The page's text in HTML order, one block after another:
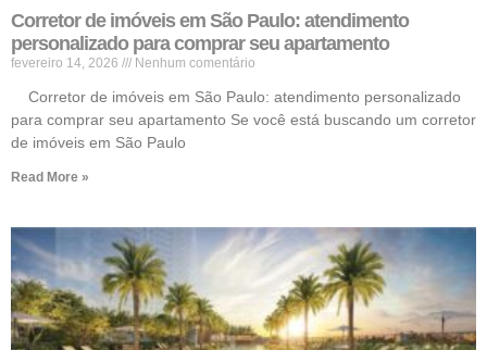
Corretor de imóveis em São Paulo: atendimento
personalizado para comprar seu apartamento
fevereiro 14, 2026 Nenhum comentário
Corretor de imóveis em São Paulo: atendimento personalizado
para comprar seu apartamento Se você está buscando um corretor
de imóveis em São Paulo
Read More »